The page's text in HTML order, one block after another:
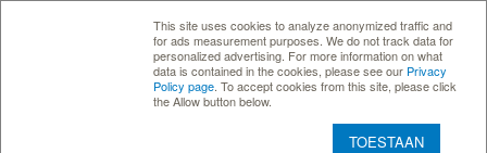
This site uses cookies to analyze anonymized traffic and
for ads measurement purposes. We do not track data for
personalized advertising. For more information on what
data is contained in the cookies, please see our Privacy
Policy page . To accept cookies from this site, please click
the Allow button below.
TOESTAAN